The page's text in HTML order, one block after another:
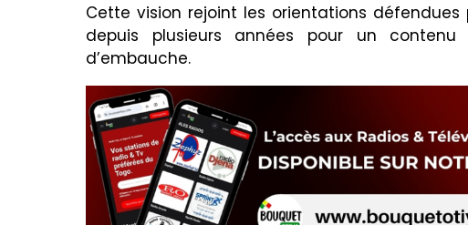
Cette vision rejoint les orientations
depuis plusieurs années pour un
d’embauche.